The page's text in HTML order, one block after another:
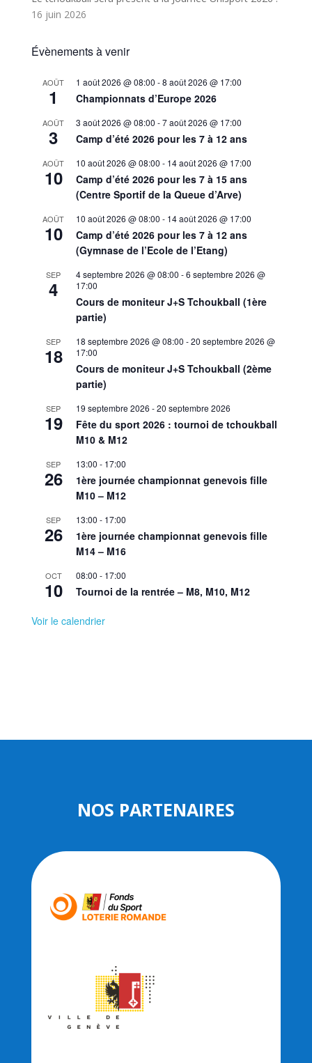
16 juin 2026
Évènements à venir
AOÛT
1
1 août 2026 @ 08:00 -8 août 2026 @ 17:00
Championnats d’Europe 2026
AOÛT
3
3 août 2026 @ 08:00 -7 août 2026 @ 17:00
Camp d’été 2026 pour les 7 à 12 ans
AOÛT
10
10 août 2026 @ 08:00 - 14 août 2026 @ 17:00
Camp d’été 2026 pour les 7 à 15 ans
(Centre Sportif de la Queue d’Arve)
AOÛT
10
10 août 2026 @ 08:00 - 14 août 2026 @ 17:00
Camp d’été 2026 pour les 7 à 12 ans
(Gymnase de l’Ecole de l’Etang)
SEP
4
4 septembre 2026 @ 08:00 -6 septembre 2026 @
17:00
Cours de moniteur J+S Tchoukball (1ère
partie)
SEP
18
18 septembre 2026 @ 08:00 -20 septembre 2026 @
17:00
Cours de moniteur J+S Tchoukball (2ème
partie)
SEP
19
19 septembre 2026 -20 septembre 2026
Fête du sport 2026 : tournoi de tchoukball
M10 & M12
SEP
26
13:00 - 17:00
1ère journée championnat genevois fille
M10 – M12
SEP
26
13:00 - 17:00
1ère journée championnat genevois fille
M14 – M16
OCT
10
08:00 - 17:00
Tournoi de la rentrée – M8, M10, M12
Voir le calendrier
NOS PARTENAIRES